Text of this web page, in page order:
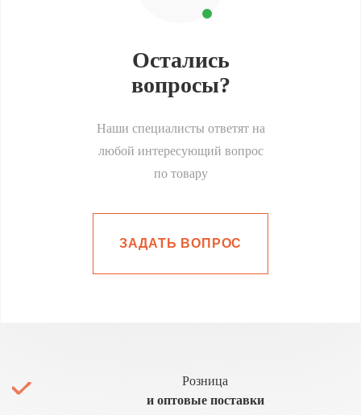
Остались
вопросы?
Наши специалисты ответят на
любой интересующий вопрос
по товару
ЗАДАТЬ ВОПРОС
Розница
и оптовые поставки